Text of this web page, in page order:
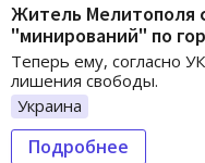
Житель Мелитополя
"минирований" по
Теперь ему, согласно
лишения свободы.
Украина
Подробнее